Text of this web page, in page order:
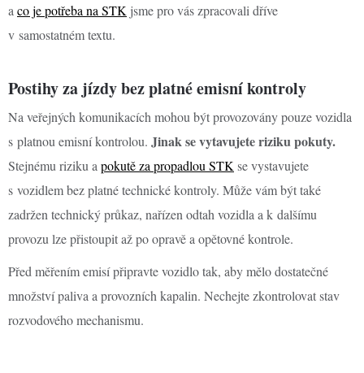
a co je potřeba na STK jsme pro vás zpracovali dříve
v samostatném textu.
Postihy za jízdy bez platné emisní kontroly
Na veřejných komunikacích mohou být provozovány pouze vozidla
s platnou emisní kontrolou. Jinak se vytavujete riziku pokuty.
Stejnému riziku a pokutě za propadlou STK se vystavujete
s vozidlem bez platné technické kontroly. Může vám být také
zadržen technický průkaz, nařízen odtah vozidla a k dalšímu
provozu lze přistoupit až po opravě a opětovné kontrole.
Před měřením emisí připravte vozidlo tak, aby mělo dostatečné
množství paliva a provozních kapalin. Nechejte zkontrolovat stav
rozvodového mechanismu.